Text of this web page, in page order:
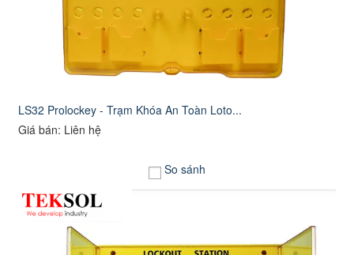
LS32 Prolockey - Trạm Khóa An Toàn Loto...
Giá bán: Liên hệ
So sánh